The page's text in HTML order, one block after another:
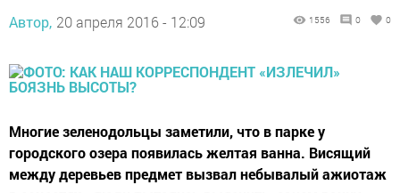
Автор, 20 апреля 2016 - 12:09 1556 0 0
Многие зеленодольцы заметили, что в парке у
городского озера появилась желтая ванна. Висящий
между деревьев предмет вызвал небывалый ажиотаж